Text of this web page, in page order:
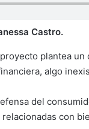
Castro.
plantea
algo
del
relacionadas con